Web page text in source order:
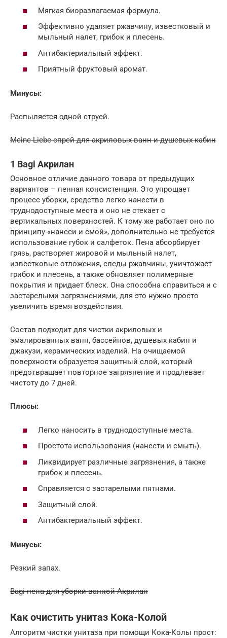
Мягкая биоразлагаемая формула.
Эффективно удаляет ржавчину, известковый и
мыльный налет, грибок и плесень.
Антибактериальный эффект.
Приятный фруктовый аромат.
Минусы:
Распыляется одной струей.
Meine Liebe спрей для акриловых ванн и душевых кабин
1 Bagi Акрилан
Основное отличие данного товара от предыдущих
вариантов – пенная консистенция. Это упрощает
процесс уборки, средство легко нанести в
труднодоступные места и оно не стекает с
вертикальных поверхностей. К тому же работает оно по
принципу «нанеси и смой», дополнительно не требуется
использование губок и салфеток. Пена абсорбирует
грязь, растворяет жировой и мыльный налет,
известковые отложения, следы ржавчины, уничтожает
грибок и плесень, а также обновляет полимерные
покрытия и придает блеск. Она способна справиться и с
застарелыми загрязнениями, для это нужно просто
увеличить время воздействия.
Состав подходит для чистки акриловых и
эмалированных ванн, бассейнов, душевых кабин и
джакузи, керамических изделий. На очищаемой
поверхности образуется защитный слой, который
предотвращает повторное загрязнение и продлевает
чистоту до 7 дней.
Плюсы:
Легко наносить в труднодоступные места.
Простота использования (нанести и смыть).
Ликвидирует различные загрязнения, а также
грибок и плесень.
Справляется с застарелыми пятнами.
Защитный слой.
Антибактериальный эффект.
Минусы:
Резкий запах.
Bagi пена для уборки ванной Акрилан
Как очистить унитаз Кока-Колой
Алгоритм чистки унитаза при помощи Кока-Колы прост: